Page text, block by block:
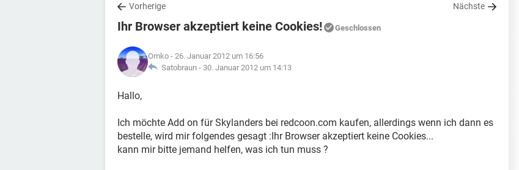
Vorherige Nächste
Ihr Browser akzeptiert keine Cookies! Geschlossen
Omko - 26. Januar 2012 um 16:56
Satobraun - 30. Januar 2012 um 14:13
Hallo,
Ich möchte Add on für Skylanders bei redcoon.com kaufen, allerdings wenn ich dann es
bestelle, wird mir folgendes gesagt :Ihr Browser akzeptiert keine Cookies...
kann mir bitte jemand helfen, was ich tun muss ?